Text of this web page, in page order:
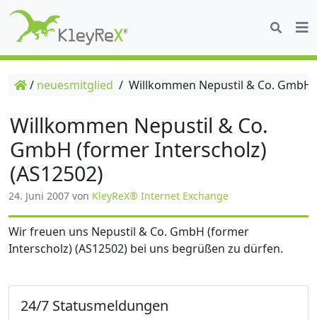
/ neuesmitglied / Willkommen Nepustil & Co.
Willkommen Nepustil & Co.
GmbH (former Interscholz)
(AS12502)
24. Juni 2007 von KleyReX® Internet Exchange
Wir freuen uns Nepustil & Co. GmbH (former
Interscholz) (AS12502) bei uns begrüßen zu dürfen.
24/7 Statusmeldungen